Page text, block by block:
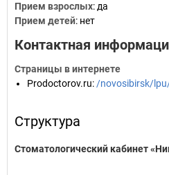
Прием взрослых: да
Прием детей: нет
Контактная
Страницы в интернете
Prodoctorov.ru: /novosibirsk/
Структура
Стоматологический кабинет